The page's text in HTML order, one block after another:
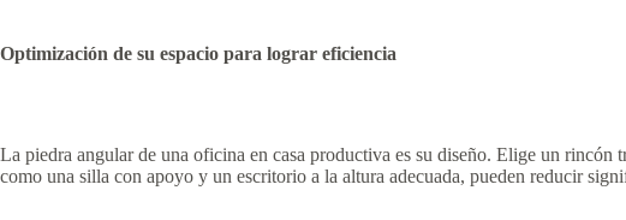
Optimización de su espacio para lograr eficiencia
La piedra angular de una oficina en casa productiva es su diseño. Elige un
como una silla con apoyo y un escritorio a la altura adecuada, pueden reducir